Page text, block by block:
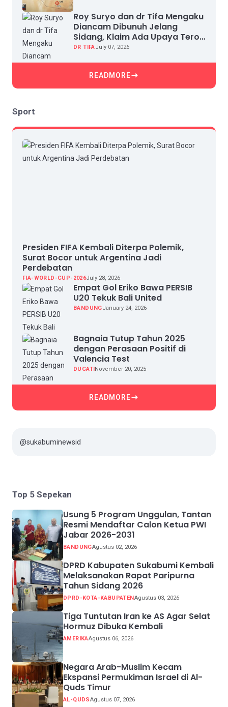
Roy Suryo dan dr Tifa Mengaku
Diancam Dibunuh Jelang
Sidang, Klaim Ada Upaya Teror
dan Intimidasi
DR TIFAJuly 07, 2026
READMORE
Sport
Presiden FIFA Kembali Diterpa Polemik,
Surat Bocor untuk Argentina Jadi
Perdebatan
FIA-WORLD-CUP-2026July 28, 2026
Empat Gol Eriko Bawa PERSIB
U20 Tekuk Bali United
BANDUNGJanuary 24, 2026
Bagnaia Tutup Tahun 2025
dengan Perasaan Positif di
Valencia Test
DUCATINovember 20, 2025
READMORE
@sukabuminewsid
Top 5 Sepekan
Usung 5 Program Unggulan, Tantan
Resmi Mendaftar Calon Ketua PWI
Jabar 2026-2031
BANDUNGAgustus 02, 2026
DPRD Kabupaten Sukabumi Kembali
Melaksanakan Rapat Paripurna
Tahun Sidang 2026
DPRD-KOTA-KABUPATENAgustus 03, 2026
Tiga Tuntutan Iran ke AS Agar Selat
Hormuz Dibuka Kembali
AMERIKAAgustus 06, 2026
Negara Arab-Muslim Kecam
Ekspansi Permukiman Israel di Al-
Quds Timur
AL-QUDSAgustus 07, 2026